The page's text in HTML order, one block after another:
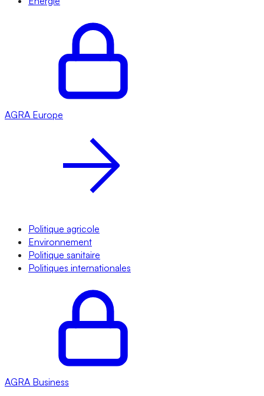
AGRA Europe
Politique agricole
Environnement
Politique sanitaire
Politiques internationales
AGRA Business